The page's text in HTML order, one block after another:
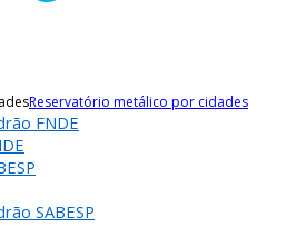
Reservatório metálico por cidades
FNDE
SABESP